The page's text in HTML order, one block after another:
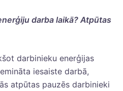
darba laikā? Atpūtas
darbinieku enerģijas
iesaiste darbā,
atpūtas pauzēs darbinieki